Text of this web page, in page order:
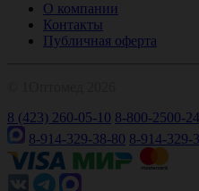
О компании
Контакты
Публичная оферта
8 (423) 260-05-10 8-800-2500-
8-914-329-38-80 8-914-329-